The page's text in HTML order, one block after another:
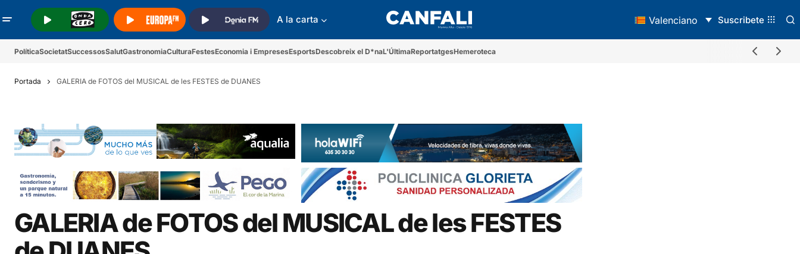
A la carta Valenciano Suscribete
PolíticaSocietatSuccessosSalutGastronomiaCulturaFestesEconomia i EmpresesEsportsDescobreix el D*naL'ÚltimaReportatgesHemeroteca
Portada GALERIA de FOTOS del MUSICAL de les FESTES de DUANES
GALERIA de FOTOS del MUSICAL de les FESTES